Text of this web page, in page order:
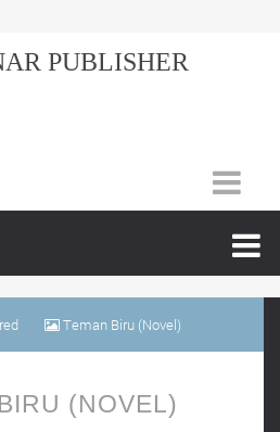
PUBLISHER
Teman Biru (Novel)
(NOVEL)